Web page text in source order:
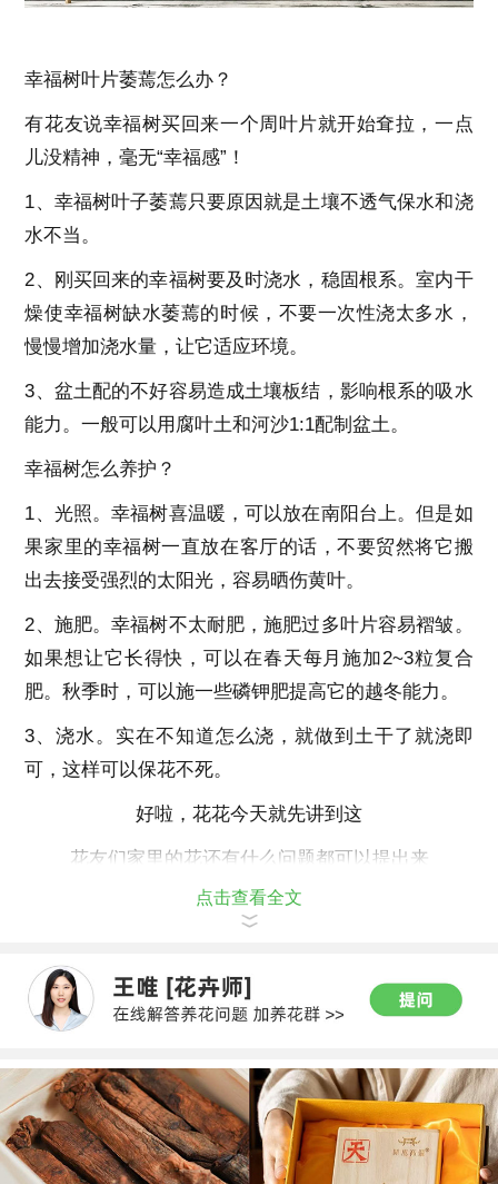
幸福树叶片萎蔫怎么办？
有花友说幸福树买回来一个周叶片就开始耷拉，一点
儿没精神，毫无“幸福感”！
1、幸福树叶子萎蔫只要原因就是土壤不透气保水和浇
水不当。
2、刚买回来的幸福树要及时浇水，稳固根系。室内干
燥使幸福树缺水萎蔫的时候，不要一次性浇太多水，
慢慢增加浇水量，让它适应环境。
3、盆土配的不好容易造成土壤板结，影响根系的吸水
能力。一般可以用腐叶土和河沙1:1配制盆土。
幸福树怎么养护？
1、光照。幸福树喜温暖，可以放在南阳台上。但是如
果家里的幸福树一直放在客厅的话，不要贸然将它搬
出去接受强烈的太阳光，容易晒伤黄叶。
2、施肥。幸福树不太耐肥，施肥过多叶片容易褶皱。
如果想让它长得快，可以在春天每月施加2~3粒复合
肥。秋季时，可以施一些磷钾肥提高它的越冬能力。
3、浇水。实在不知道怎么浇，就做到土干了就浇即
可，这样可以保花不死。
好啦，花花今天就先讲到这
花友们家里的花还有什么问题都可以提出来
花花会为大家给出答案的~
点击查看全文